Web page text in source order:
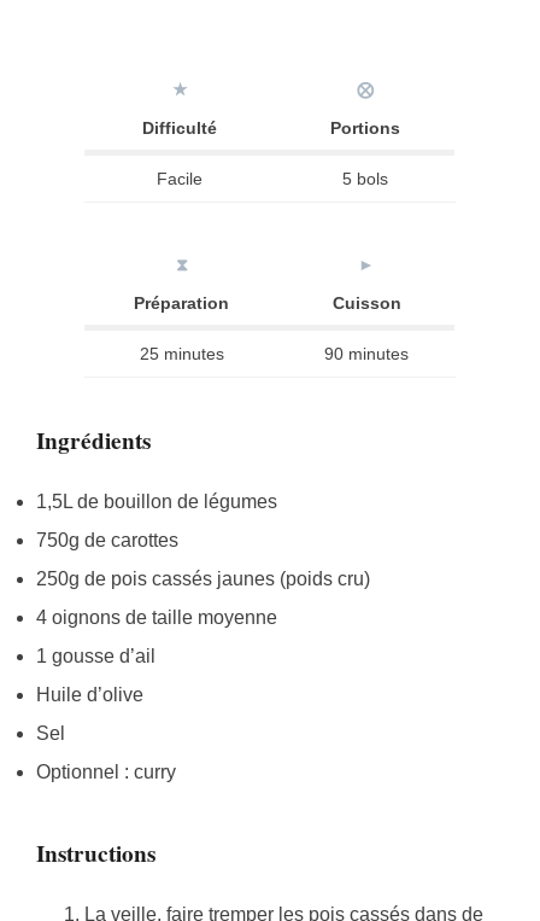
★
Difficulté
⨂
Portions
Facile 5 bols
⧗
Préparation
►
Cuisson
25 minutes 90 minutes
Ingrédients
1,5L de bouillon de légumes
750g de carottes
250g de pois cassés jaunes (poids cru)
4 oignons de taille moyenne
1 gousse d’ail
Huile d’olive
Sel
Optionnel : curry
Instructions
La veille, faire tremper les pois cassés dans de